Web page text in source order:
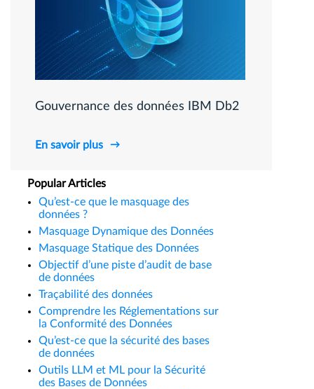
Gouvernance des données IBM Db2
En savoir plus
Popular Articles
Qu’est-ce que le masquage des
données ?
Masquage Dynamique des Données
Masquage Statique des Données
Objectif d’une piste d’audit de base
de données
Traçabilité des données
Comprendre les Réglementations sur
la Conformité des Données
Qu’est-ce que la sécurité des bases
de données
Outils LLM et ML pour la Sécurité
des Bases de Données